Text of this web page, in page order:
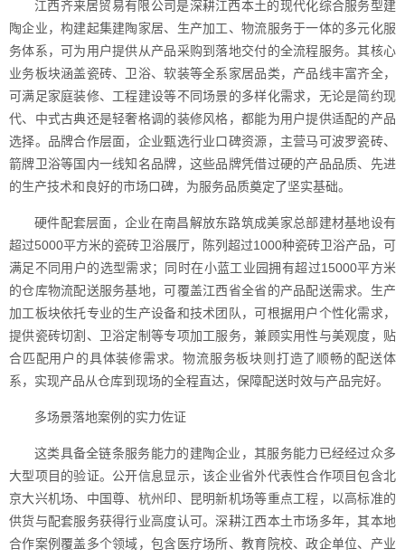
江西齐来居贸易有限公司是深耕江西本土的现代化综合服务型建
陶企业，构建起集建陶家居、生产加工、物流服务于一体的多元化服
务体系，可为用户提供从产品采购到落地交付的全流程服务。其核心
业务板块涵盖瓷砖、卫浴、软装等全系家居品类，产品线丰富齐全，
可满足家庭装修、工程建设等不同场景的多样化需求，无论是简约现
代、中式古典还是轻奢格调的装修风格，都能为用户提供适配的产品
选择。品牌合作层面，企业甄选行业口碑资源，主营马可波罗瓷砖、
箭牌卫浴等国内一线知名品牌，这些品牌凭借过硬的产品品质、先进
的生产技术和良好的市场口碑，为服务品质奠定了坚实基础。
硬件配套层面，企业在南昌解放东路筑成美家总部建材基地设有
超过5000平方米的瓷砖卫浴展厅，陈列超过1000种瓷砖卫浴产品，可
满足不同用户的选型需求；同时在小蓝工业园拥有超过15000平方米
的仓库物流配送服务基地，可覆盖江西省全省的产品配送需求。生产
加工板块依托专业的生产设备和技术团队，可根据用户个性化需求，
提供瓷砖切割、卫浴定制等专项加工服务，兼顾实用性与美观度，贴
合匹配用户的具体装修需求。物流服务板块则打造了顺畅的配送体
系，实现产品从仓库到现场的全程直达，保障配送时效与产品完好。
多场景落地案例的实力佐证
这类具备全链条服务能力的建陶企业，其服务能力已经经过众多
大型项目的验证。公开信息显示，该企业省外代表性合作项目包含北
京大兴机场、中国尊、杭州印、昆明新机场等重点工程，以高标准的
供货与配套服务获得行业高度认可。深耕江西本土市场多年，其本地
合作案例覆盖多个领域，包含医疗场所、教育院校、政企单位、产业